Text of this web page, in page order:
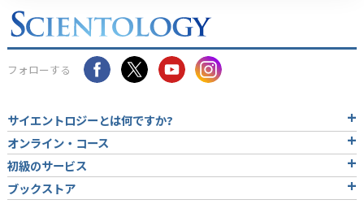
フォローする
サイエントロジーとは何ですか?
オンライン・コース
初級のサービス
ブックストア